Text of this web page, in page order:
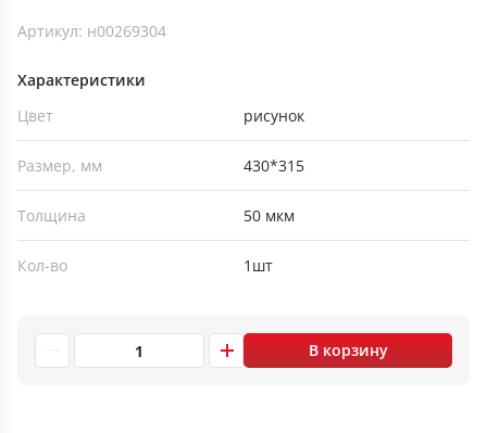
Артикул: н00269304
Характеристики
Цвет
рисунок
Размер, мм 430*315
Толщина 50 мкм
Кол-во 1шт
В корзину